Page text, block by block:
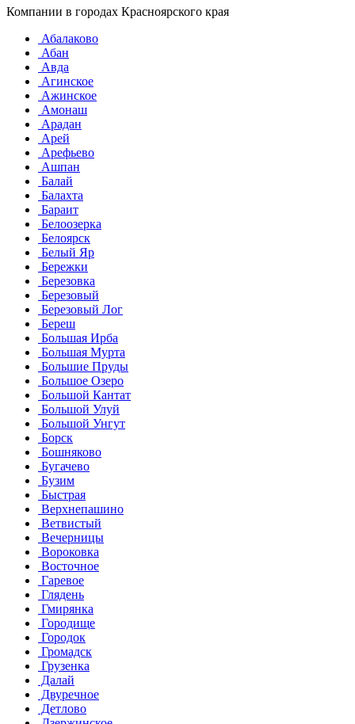
Компании в городах Красноярского края
Абалаково
Абан
Авда
Агинское
Ажинское
Амонаш
Арадан
Арей
Арефьево
Ашпан
Балай
Балахта
Бараит
Белоозерка
Белоярск
Белый Яр
Бережки
Березовка
Березовый
Березовый Лог
Береш
Большая Ирба
Большая Мурта
Большие Пруды
Большое Озеро
Большой Кантат
Большой Улуй
Большой Унгут
Борск
Бошняково
Бугачево
Бузим
Быстрая
Верхнепашино
Ветвистый
Вечерницы
Вороковка
Восточное
Гаревое
Глядень
Гмирянка
Городище
Городок
Громадск
Грузенка
Далай
Двуречное
Детлово